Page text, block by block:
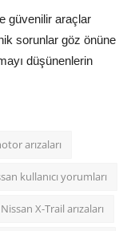
güvenilir araçlar
sorunlar göz önüne
düşünenlerin
arızaları
kullanıcı yorumları
Nissan X-Trail arızaları